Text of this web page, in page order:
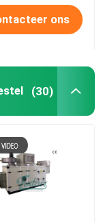
van de
ons
(30)